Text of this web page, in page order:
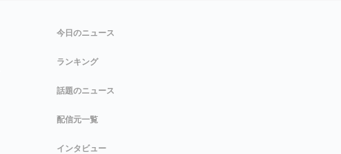
今日のニュース
ランキング
話題のニュース
配信元一覧
インタビュー